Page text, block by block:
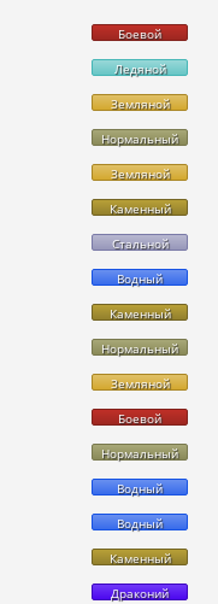
Боевой
Ледяной
Земляной
Нормальный
Земляной
Каменный
Стальной
Водный
Каменный
Нормальный
Земляной
Боевой
Нормальный
Водный
Водный
Каменный
Драконий